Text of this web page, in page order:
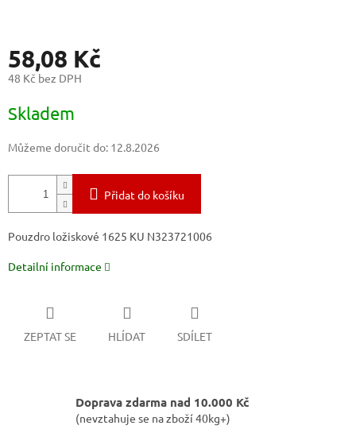
58,08 Kč
48 Kč bez DPH
cena:
Skladem
Můžeme doručit do: 12.8.2026
Přidat do košíku
Pouzdro ložiskové 1625 KU N323721006
Detailní informace
ZEPTAT SE HLÍDAT SDÍLET
Doprava zdarma nad 10.000 Kč
(nevztahuje se na zboží 40kg+)